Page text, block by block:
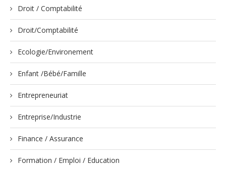
Droit / Comptabilité
Droit/Comptabilité
Ecologie/Environement
Enfant /Bébé/Famille
Entrepreneuriat
Entreprise/Industrie
Finance / Assurance
Formation / Emploi / Education